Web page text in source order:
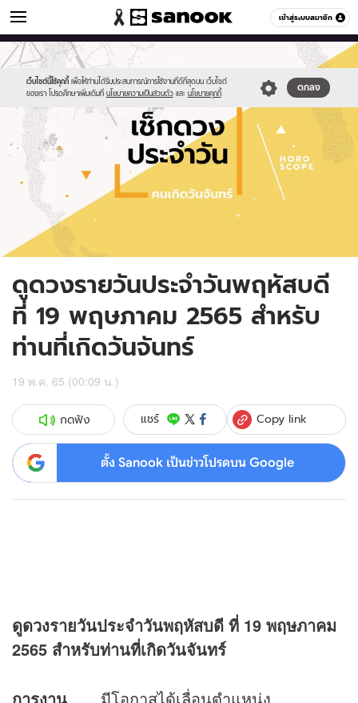
เข้าสู่ระบบสมาชิก
ดูดวง หมวดอื่นๆ
เว็บไซต์นี้ใช้คุกกี้ เพื่อให้ท่านได้รับประสบการณ์การใช้งานที่ดีที่สุดบน เว็บไซต์
ของเรา โปรดศึกษาเพิ่มเติมที่ นโยบายความเป็นส่วนตัว และ นโยบายคุกกี้
ตกลง
Sanook
//s.isanook.com/sr/0/images/logo-
new-
sanook.png
600
60
//s.isanook.com/ho/0/ud/fxd/day/daily-
horoscope-
monday.jpg
ดูดวงรายวันประจำวันพฤหัสบดี
ที่ 19 พฤษภาคม 2565 สำหรับ
ท่านที่เกิดวันจันทร์
19 พ.ค. 65 (00:09 น.)
กดฟัง แชร์ Copy link
ตั้ง Sanook เป็นข่าวโปรดบน Google
ดูดวงรายวันประจำวันพฤหัสบดี ที่ 19 พฤษภาคม
2565 สำหรับท่านที่เกิดวันจันทร์